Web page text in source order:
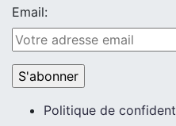
Email:
Politique de